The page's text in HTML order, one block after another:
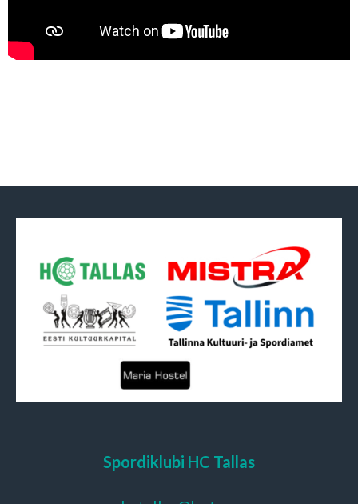
Spordiklubi HC Tallas